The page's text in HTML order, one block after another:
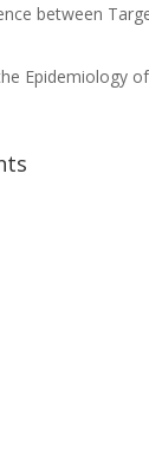
between
Epidemiology